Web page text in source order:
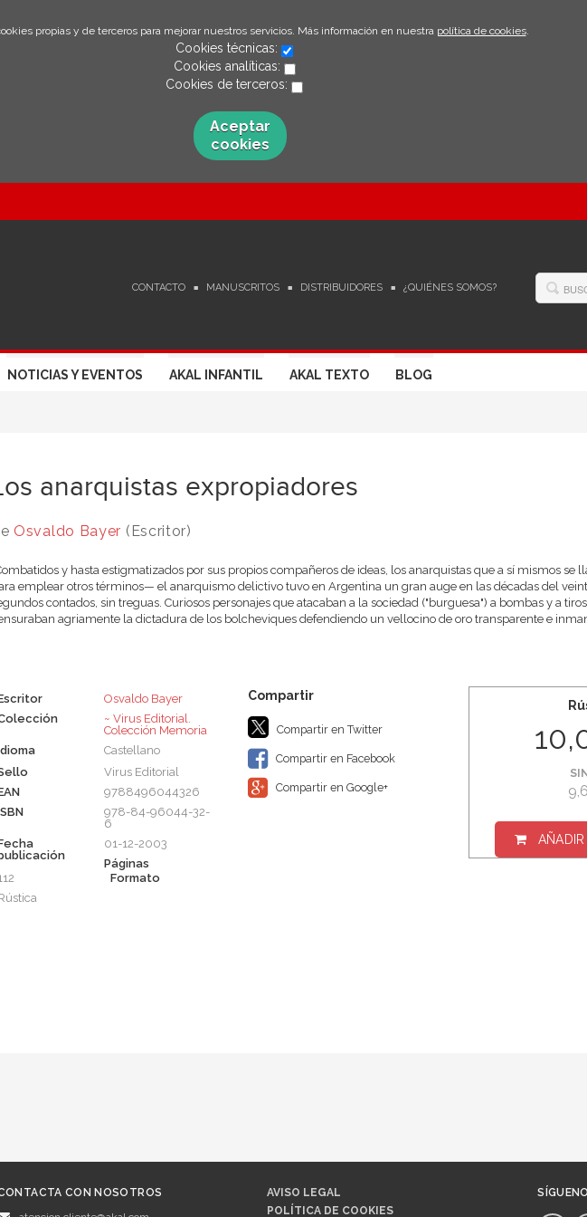
propias y de terceros para mejorar nuestros servicios. Más información en nuestra política de cookies.
Cookies técnicas:
Cookies analíticas:
Cookies de terceros:
Aceptar
cookies
CONTACTO MANUSCRITOS DISTRIBUIDORES ¿QUIÉNES SOMOS?
NOTICIAS Y EVENTOS AKAL INFANTIL AKAL TEXTO BLOG
anarquistas expropiadores
Osvaldo Bayer (Escritor)
y hasta estigmatizados por sus propios compañeros de ideas, los anarquistas que a sí mismos se
emplear otros términos— el anarquismo delictivo tuvo en Argentina un gran auge en las décadas del
contados, sin treguas. Curiosos personajes que atacaban a la sociedad ("burguesa") a bombas y a
agriamente la dictadura de los bolcheviques defendiendo un vellocino de oro transparente e
Osvaldo Bayer
~ Virus Editorial.
Colección Memoria
Castellano
Virus Editorial
9788496044326
978-84-96044-32-
6
01-12-2003
Páginas
Formato
Compartir en Twitter
Compartir en Facebook
Compartir en Google+
CON NOSOTROS
AVISO LEGAL
POLÍTICA DE COOKIES